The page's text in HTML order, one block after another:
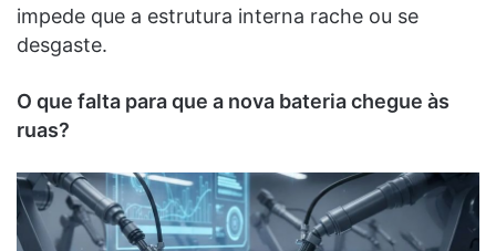
impede que a estrutura interna rache ou se
desgaste.
O que falta para que a nova bateria chegue às
ruas?